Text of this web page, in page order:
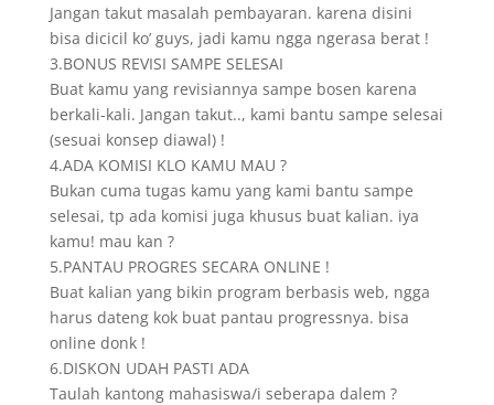
Jangan takut masalah pembayaran. karena disini
bisa dicicil ko’ guys, jadi kamu ngga ngerasa berat !
3.BONUS REVISI SAMPE SELESAI
Buat kamu yang revisiannya sampe bosen karena
berkali-kali. Jangan takut.., kami bantu sampe selesai
(sesuai konsep diawal) !
4.ADA KOMISI KLO KAMU MAU ?
Bukan cuma tugas kamu yang kami bantu sampe
selesai, tp ada komisi juga khusus buat kalian. iya
kamu! mau kan ?
5.PANTAU PROGRES SECARA ONLINE !
Buat kalian yang bikin program berbasis web, ngga
harus dateng kok buat pantau progressnya. bisa
online donk !
6.DISKON UDAH PASTI ADA
Taulah kantong mahasiswa/i seberapa dalem ?